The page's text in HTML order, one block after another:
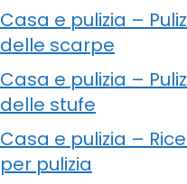
Casa e pulizia –
delle scarpe
Casa e pulizia –
delle stufe
Casa e pulizia –
per pulizia